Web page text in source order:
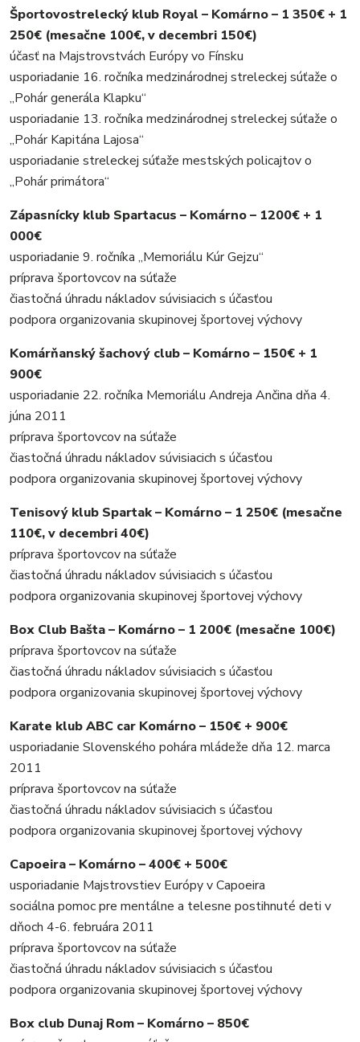
Športovostrelecký klub Royal – Komárno – 1 350€ + 1
250€ (mesačne 100€, v decembri 150€)
účasť na Majstrovstvách Európy vo Fínsku
usporiadanie 16. ročníka medzinárodnej streleckej súťaže o
„Pohár generála Klapku“
usporiadanie 13. ročníka medzinárodnej streleckej súťaže o
„Pohár Kapitána Lajosa“
usporiadanie streleckej súťaže mestských policajtov o
„Pohár primátora“
Zápasnícky klub Spartacus – Komárno – 1200€ + 1
000€
usporiadanie 9. ročníka „Memoriálu Kúr Gejzu“
príprava športovcov na súťaže
čiastočná úhradu nákladov súvisiacich s účasťou
podpora organizovania skupinovej športovej výchovy
Komárňanský šachový club – Komárno – 150€ + 1
900€
usporiadanie 22. ročníka Memoriálu Andreja Ančina dňa 4.
júna 2011
príprava športovcov na súťaže
čiastočná úhradu nákladov súvisiacich s účasťou
podpora organizovania skupinovej športovej výchovy
Tenisový klub Spartak – Komárno – 1 250€ (mesačne
110€, v decembri 40€)
príprava športovcov na súťaže
čiastočná úhradu nákladov súvisiacich s účasťou
podpora organizovania skupinovej športovej výchovy
Box Club Bašta – Komárno – 1 200€ (mesačne 100€)
príprava športovcov na súťaže
čiastočná úhradu nákladov súvisiacich s účasťou
podpora organizovania skupinovej športovej výchovy
Karate klub ABC car Komárno – 150€ + 900€
usporiadanie Slovenského pohára mládeže dňa 12. marca
2011
príprava športovcov na súťaže
čiastočná úhradu nákladov súvisiacich s účasťou
podpora organizovania skupinovej športovej výchovy
Capoeira – Komárno – 400€ + 500€
usporiadanie Majstrovstiev Európy v Capoeira
sociálna pomoc pre mentálne a telesne postihnuté deti v
dňoch 4-6. februára 2011
príprava športovcov na súťaže
čiastočná úhradu nákladov súvisiacich s účasťou
podpora organizovania skupinovej športovej výchovy
Box club Dunaj Rom – Komárno – 850€